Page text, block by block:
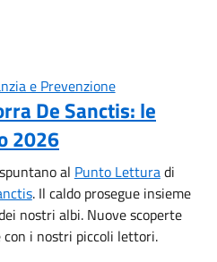
e Prevenzione
De Sanctis: le
2026
al Punto Letturadi
. Il caldo prosegue insieme
nostri albi. Nuove scoperte
i nostri piccoli lettori.